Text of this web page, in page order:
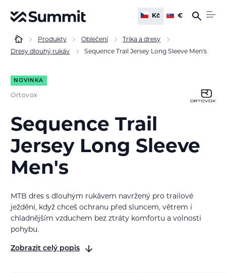
Kč €
Produkty Oblečení
Trika a dresy
Dresy dlouhý rukáv
Sequence Trail Jersey Long Sleeve Men's
NOVINKA
Ortovox
Sequence Trail
Jersey Long Sleeve
Men's
MTB dres s dlouhým rukávem navržený pro trailové
ježdění, když chceš ochranu před sluncem, větrem i
chladnějším vzduchem bez ztráty komfortu a volnosti
pohybu.
Zobrazit celý popis